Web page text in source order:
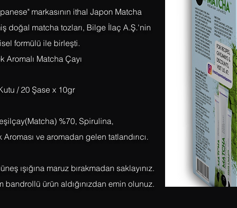
markasının ithal Japon Matcha
doğal matcha tozları, Bilge İlaç A.Ş.'nin
formülü ile birleşti.
Aromalı Matcha Çayı
/ 20 Şase x 10gr
%70, Spirulina,
ve aromadan gelen tatlandırıcı.
ışığına maruz bırakmadan saklayınız.
bandrollü ürün aldığınızdan emin olunuz.